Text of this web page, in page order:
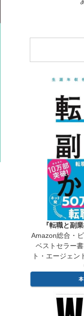
『転職と副
Amazon総合・
ベストセラー
ト・エージェン